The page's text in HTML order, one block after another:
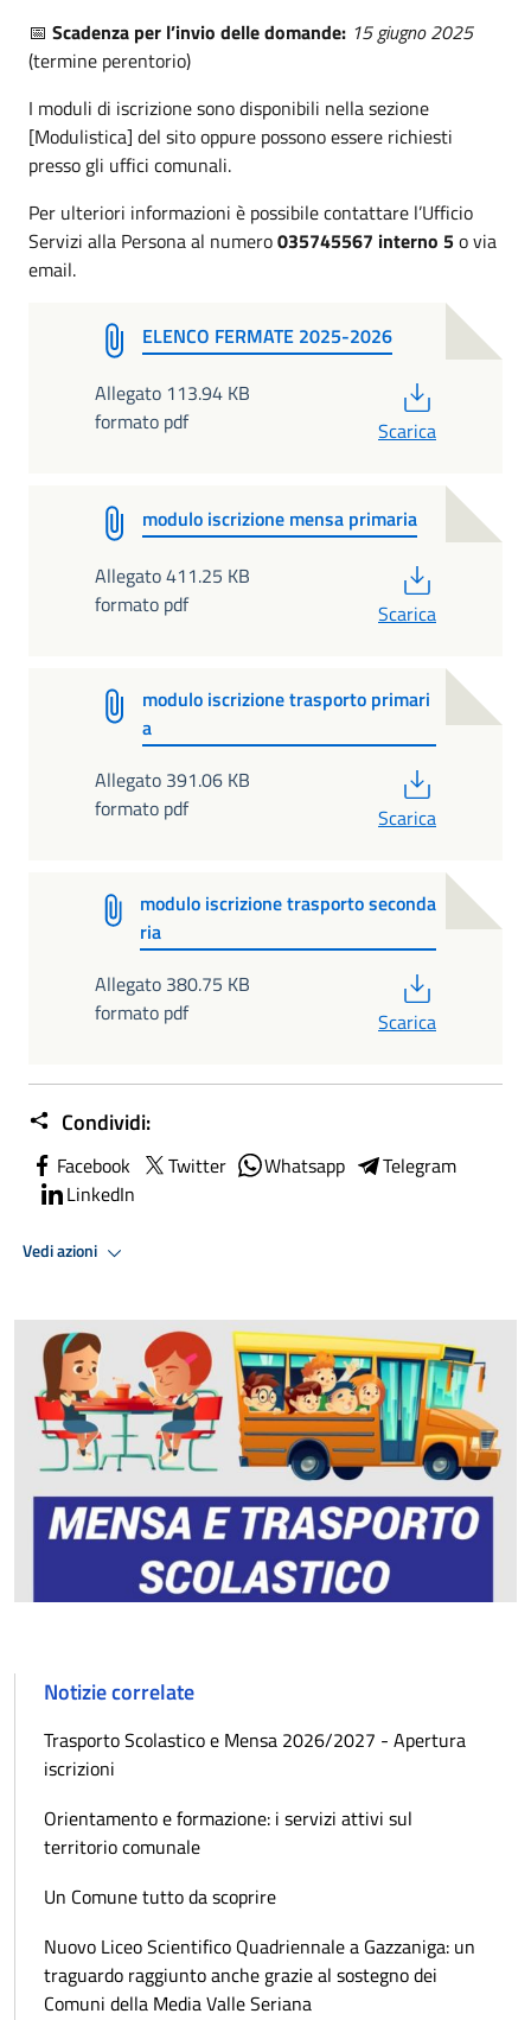
📅 Scadenza per l’invio delle domande: 15 giugno 2025
(termine perentorio)
I moduli di iscrizione sono disponibili nella sezione
[Modulistica] del sito oppure possono essere richiesti
presso gli uffici comunali.
Per ulteriori informazioni è possibile contattare l’Ufficio
Servizi alla Persona al numero035745567 interno 5o via
email.
ELENCO FERMATE 2025-2026
Allegato 113.94 KB
formato pdf
Scarica
modulo iscrizione mensa primaria
Allegato 411.25 KB
formato pdf
Scarica
modulo iscrizione trasporto primari
a
Allegato 391.06 KB
formato pdf
Scarica
modulo iscrizione trasporto seconda
ria
Allegato 380.75 KB
formato pdf
Scarica
Condividi:
Facebook Twitter Whatsapp
Telegram
LinkedIn
Vedi azioni
Notizie correlate
Trasporto Scolastico e Mensa 2026/2027 - Apertura
iscrizioni
Orientamento e formazione: i servizi attivi sul
territorio comunale
Un Comune tutto da scoprire
Nuovo Liceo Scientifico Quadriennale a Gazzaniga: un
traguardo raggiunto anche grazie al sostegno dei
Comuni della Media Valle Seriana